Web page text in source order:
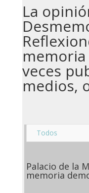
La
veces
medios,
Todos
Palacio de la
memoria